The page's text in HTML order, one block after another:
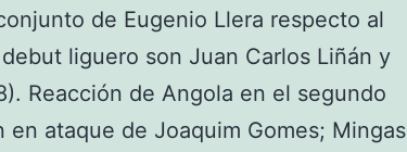
de Eugenio Llera respecto al
liguero son Juan Carlos Liñán y
Reacción de Angola en el segundo
ataque de Joaquim Gomes; Mingas